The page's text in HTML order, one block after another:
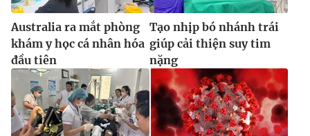
Australia ra mắt phòng
khám y học cá nhân hóa
đầu tiên
Tạo nhịp bó nhánh trái
giúp cải thiện suy tim
nặng